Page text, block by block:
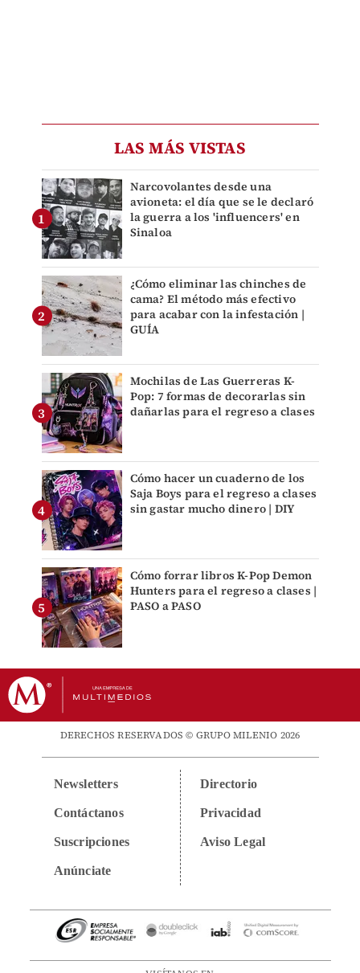
LAS MÁS VISTAS
Narcovolantes desde una
avioneta: el día que se le declaró
la guerra a los 'influencers' en
Sinaloa
¿Cómo eliminar las chinches de
cama? El método más efectivo
para acabar con la infestación |
GUÍA
Mochilas de Las Guerreras K-
Pop: 7 formas de decorarlas sin
dañarlas para el regreso a clases
Cómo hacer un cuaderno de los
Saja Boys para el regreso a clases
sin gastar mucho dinero | DIY
Cómo forrar libros K-Pop Demon
Hunters para el regreso a clases |
PASO a PASO
DERECHOS RESERVADOS © GRUPO MILENIO 2026
Newsletters
Contáctanos
Suscripciones
Anúnciate
Directorio
Privacidad
Aviso Legal